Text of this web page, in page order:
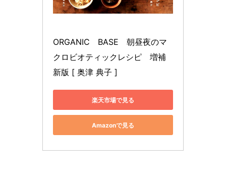
ORGANIC　BASE　朝昼夜のマ
クロビオティックレシピ　増補
新版 [ 奥津 典子 ]
楽天市場で見る
Amazonで見る